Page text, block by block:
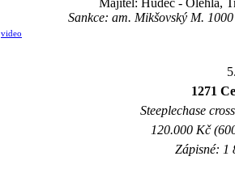
Majitel: Hudec - Olehla,
Sankce: am. Mikšovský M.
video
1271
Steeplechase
120.000 Kč
Zápisné: 1